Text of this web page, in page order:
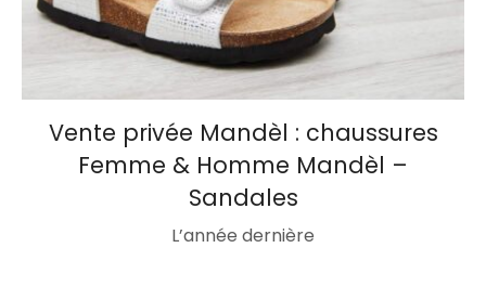
Vente privée Mandèl : chaussures
Femme & Homme Mandèl –
Sandales
L’année dernière